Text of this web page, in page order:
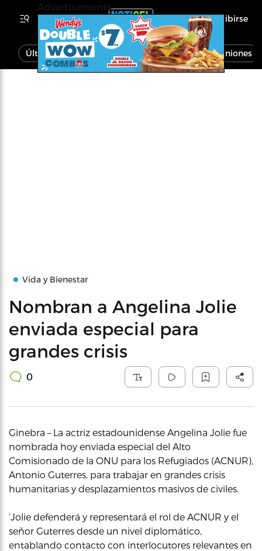
Inscribirse
Última Hora Noticias Economía Opiniones
Vida y Bienestar
Nombran a Angelina Jolie
enviada especial para
grandes crisis
0
Ginebra – La actriz estadounidense Angelina Jolie fue
nombrada hoy enviada especial del Alto
Comisionado de la ONU para los Refugiados (ACNUR),
Antonio Guterres, para trabajar en grandes crisis
humanitarias y desplazamientos masivos de civiles.
‘Jolie defenderá y representará el rol de ACNUR y el
señor Guterres desde un nivel diplomático,
entablando contacto con interlocutores relevantes en
Advertisements